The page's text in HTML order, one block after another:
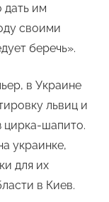
дать им
своими
беречь».
в Украине
львиц и
цирка-шапито.
украинке,
для их
в Киев.